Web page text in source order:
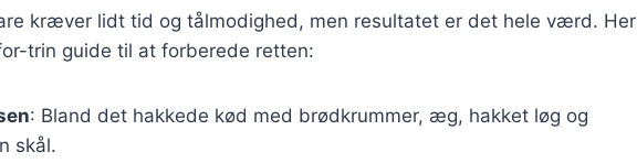
kræver lidt tid og tålmodighed, men resultatet er det hele værd. Her
trin guide til at forberede retten:
: Bland det hakkede kød med brødkrummer, æg, hakket løg og
skål.